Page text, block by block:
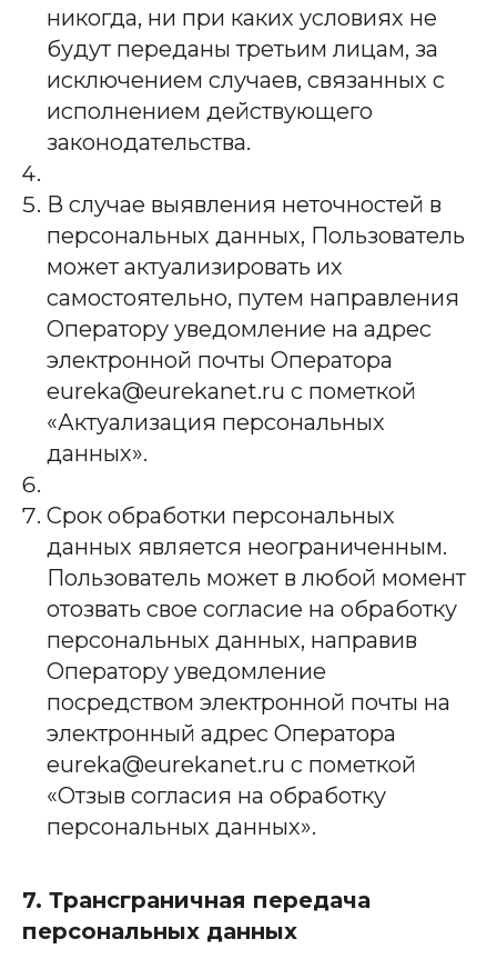
никогда, ни при каких условиях не
будут переданы третьим лицам, за
исключением случаев, связанных с
исполнением действующего
законодательства.
В случае выявления неточностей в
персональных данных, Пользователь
может актуализировать их
самостоятельно, путем направления
Оператору уведомление на адрес
электронной почты Оператора
eureka@eurekanet.ru с пометкой
«Актуализация персональных
данных».
Срок обработки персональных
данных является неограниченным.
Пользователь может в любой момент
отозвать свое согласие на обработку
персональных данных, направив
Оператору уведомление
посредством электронной почты на
электронный адрес Оператора
eureka@eurekanet.ru с пометкой
«Отзыв согласия на обработку
персональных данных».
7. Трансграничная передача
персональных данных